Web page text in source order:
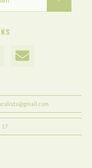
17